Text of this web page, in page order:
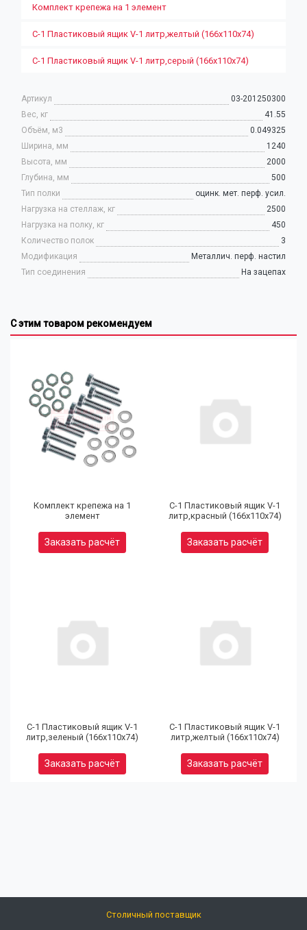
Комплект крепежа на 1 элемент
С-1 Пластиковый ящик V-1 литр,желтый (166х110х74)
С-1 Пластиковый ящик V-1 литр,серый (166х110х74)
Артикул
03-201250300
Вес, кг
41.55
Объём, м3
0.049325
Ширина, мм
1240
Высота, мм
2000
Глубина, мм
500
Тип полки
оцинк. мет. перф. усил.
Нагрузка на стеллаж, кг
2500
Нагрузка на полку, кг
450
Количество полок
3
Модификация
Металлич. перф. настил
Тип соединения
На зацепах
С этим товаром рекомендуем
Комплект крепежа на 1
элемент
Заказать расчёт
С-1 Пластиковый ящик V-1
литр,красный (166х110х74)
Заказать расчёт
С-1 Пластиковый ящик V-1
литр,зеленый (166х110х74)
Заказать расчёт
С-1 Пластиковый ящик V-1
литр,желтый (166х110х74)
Заказать расчёт
Столичный поставщик